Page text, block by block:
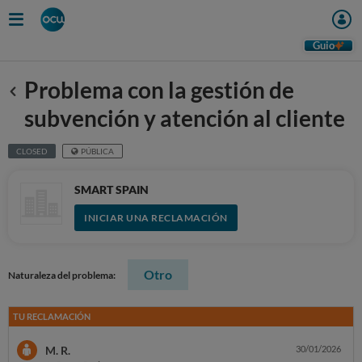
Guio
Anterior
Problema con la gestión de
subvención y atención al cliente
CLOSED PÚBLICA
SMART SPAIN
INICIAR UNA RECLAMACIÓN
Naturaleza del problema: Otro
TU RECLAMACIÓN
M. R. 30/01/2026